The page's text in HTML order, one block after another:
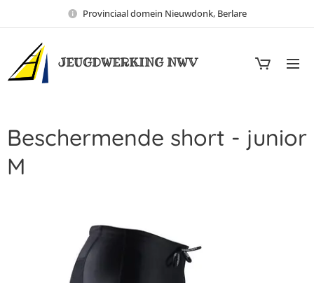
Provinciaal domein Nieuwdonk, Berlare
JEUGDWERKING NWV
Beschermende short - junior
M